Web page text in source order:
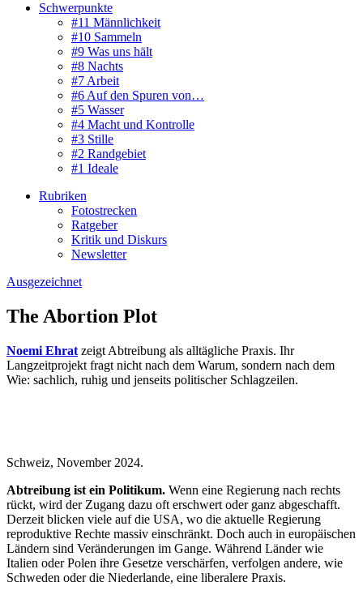
Schwerpunkte
#11 Männlichkeit
#10 Sammeln
#9 Was uns hält
#8 Nachts
#7 Arbeit
#6 Auf den Spuren von…
#5 Wasser
#4 Macht und Kontrolle
#3 Stille
#2 Randgebiet
#1 Ideale
Rubriken
Fotostrecken
Ratgeber
Kritik und Diskurs
Newsletter
Ausgezeichnet
The Abortion Plot
Noemi Ehrat zeigt Abtreibung als alltägliche Praxis. Ihr
Langzeitprojekt fragt nicht nach dem Warum, sondern nach dem
Wie: sachlich, ruhig und jenseits politischer Schlagzeilen.
Schweiz, November 2024.
Abtreibung ist ein Politikum. Wenn eine Regierung nach rechts
rückt, wird der Zugang dazu oft erschwert oder ganz abgeschafft.
Derzeit blicken viele auf die USA, wo die aktuelle Regierung
reproduktive Rechte massiv einschränkt. Doch auch in europäischen
Ländern sind Veränderungen im Gange. Während Länder wie
Italien oder Polen ihre Gesetze verschärfen, verfolgen andere, wie
Schweden oder die Niederlande, eine liberalere Praxis.